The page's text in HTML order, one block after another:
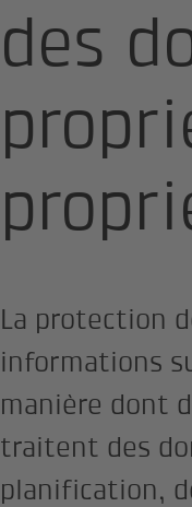
des
La protection
informations
manière dont
traitent des
planification,